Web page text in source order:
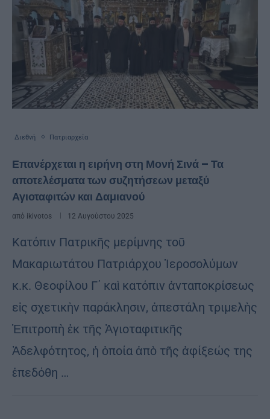
Διεθνή Πατριαρχεία
Επανέρχεται η ειρήνη στη Μονή Σινά – Τα
αποτελέσματα των συζητήσεων μεταξύ
Αγιοταφιτών και Δαμιανού
από ikivotos 12 Αυγούστου 2025
Κατόπιν Πατρικῆς μερίμνης τοῦ
Μακαριωτάτου Πατριάρχου Ἱεροσολύμων
κ.κ. Θεοφίλου Γ΄ καὶ κατόπιν ἀνταποκρίσεως
εἰς σχετικὴν παράκλησιν, ἀπεστάλη τριμελὴς
Ἐπιτροπὴ ἐκ τῆς Ἁγιοταφιτικῆς
Ἀδελφότητος, ἡ ὁποία ἀπὸ τῆς ἀφίξεώς της
ἐπεδόθη …